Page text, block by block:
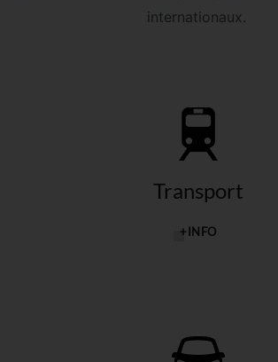
internationaux.
Transport
+INFO